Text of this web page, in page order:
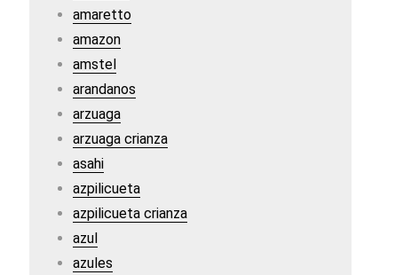
amaretto
amazon
amstel
arandanos
arzuaga
arzuaga crianza
asahi
azpilicueta
azpilicueta crianza
azul
azules